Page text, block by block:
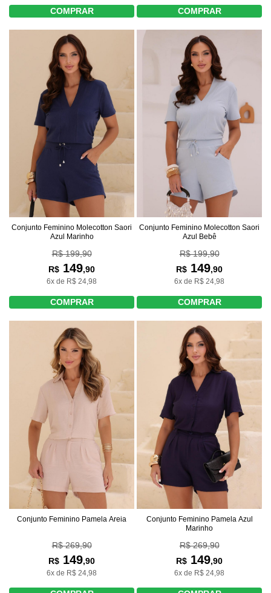
COMPRAR COMPRAR
Conjunto Feminino Molecotton Saori
Azul Marinho
R$ 199,90
R$ 149,90
6x de R$ 24,98
COMPRAR
Conjunto Feminino Molecotton Saori
Azul Bebê
R$ 199,90
R$ 149,90
6x de R$ 24,98
COMPRAR
Conjunto Feminino Pamela Areia
R$ 269,90
R$ 149,90
6x de R$ 24,98
Conjunto Feminino Pamela Azul
Marinho
R$ 269,90
R$ 149,90
6x de R$ 24,98